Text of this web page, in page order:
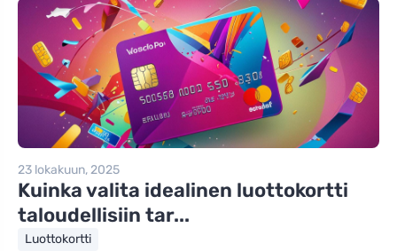
23 lokakuun, 2025
Kuinka valita idealinen luottokortti
taloudellisiin tar...
Luottokortti